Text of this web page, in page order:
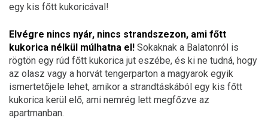
egy kis főtt kukoricával!
Elvégre nincs nyár, nincs strandszezon, ami főtt
kukorica nélkül múlhatna el! Sokaknak a Balatonról is
rögtön egy rúd főtt kukorica jut eszébe, és ki ne tudná, hogy
az olasz vagy a horvát tengerparton a magyarok egyik
ismertetőjele lehet, amikor a strandtáskából egy kis főtt
kukorica kerül elő, ami nemrég lett megfőzve az
apartmanban.